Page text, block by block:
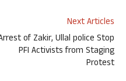
Next Articles
of Zakir, Ullal police Stop
PFI Activists from Staging
Protest